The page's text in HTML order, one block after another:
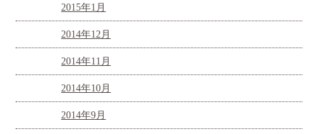
2015年1月
2014年12月
2014年11月
2014年10月
2014年9月